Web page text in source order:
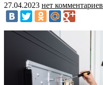
27.04.2023 нет комментариев